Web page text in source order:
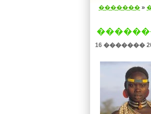
������� »
16 �������